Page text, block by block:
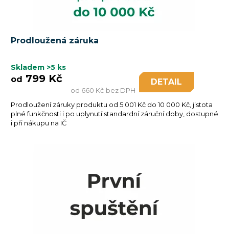
Prodloužená záruka
Skladem >5 ks
od 660 Kč bez DPH
od 799 Kč DETAIL
Prodloužení záruky produktu od 5 001 Kč do 10 000 Kč, jistota
plné funkčnosti i po uplynutí standardní záruční doby, dostupné
i při nákupu na IČ